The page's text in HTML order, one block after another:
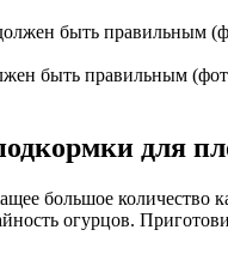
быть правильным
для
большое количество
огурцов.